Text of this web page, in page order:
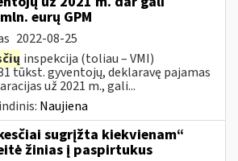
eurų GPM
2022-08-25
inspekcija (toliau – VMI)
tūkst. gyventojų, deklaravę pajamas
už 2021 m., gali...
Naujiena
sugrįžta kiekvienam“
žinias į paspirtukus